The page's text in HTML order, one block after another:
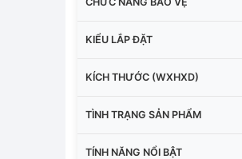
KIỂU LẮP ĐẶT
KÍCH THƯỚC (WXHXD)
TÌNH TRẠNG SẢN PHẨM
TÍNH NĂNG NỔI BẬT